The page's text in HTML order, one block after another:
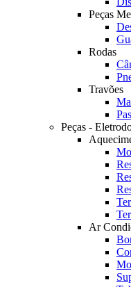
Peças
Rodas
Travões
Peças -
Ar